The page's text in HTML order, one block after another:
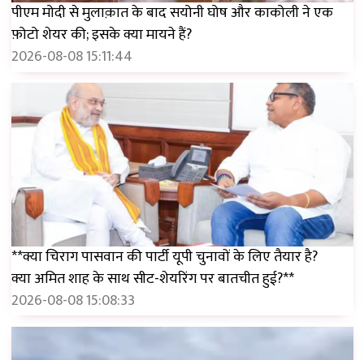
पीएम मोदी से मुलाक़ात के बाद सयोनी घोष और काकोली ने एक
फ़ोटो शेयर की; इसके क्या मायने हैं?
2026-08-08 15:11:44
**क्या चिराग पासवान की पार्टी यूपी चुनावों के लिए तैयार है?
क्या अमित शाह के साथ सीट-शेयरिंग पर बातचीत हुई?**
2026-08-08 15:08:33